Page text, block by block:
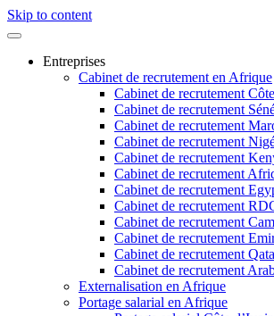
Skip to content
Entreprises
Cabinet de recrutement en Afrique
Cabinet de recrutement
Cabinet de recrutement
Cabinet de recrutement
Cabinet de recrutement
Cabinet de recrutement
Cabinet de recrutement
Cabinet de recrutement
Cabinet de recrutement
Cabinet de recrutement
Cabinet de recrutement
Cabinet de recrutement
Cabinet de recrutement
Externalisation en Afrique
Portage salarial en Afrique